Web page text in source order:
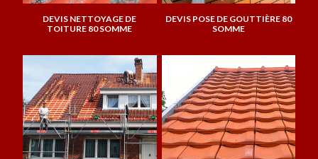
DEVIS NETTOYAGE DE
TOITURE 80 SOMME
DEVIS POSE DE GOUTTIÈRE 80
SOMME